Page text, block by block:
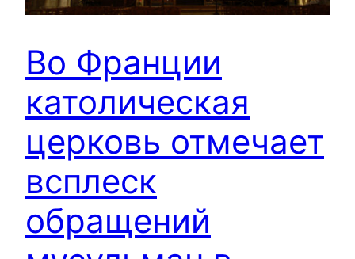
Во Франции
католическая
церковь отмечает
всплеск
обращений